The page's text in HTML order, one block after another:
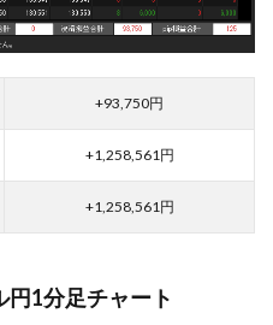
+93,750円
+1,258,561円
+1,258,561円
1分足チャート